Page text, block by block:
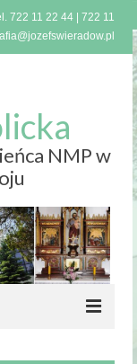
722 11 22 44
722 11
NMP w